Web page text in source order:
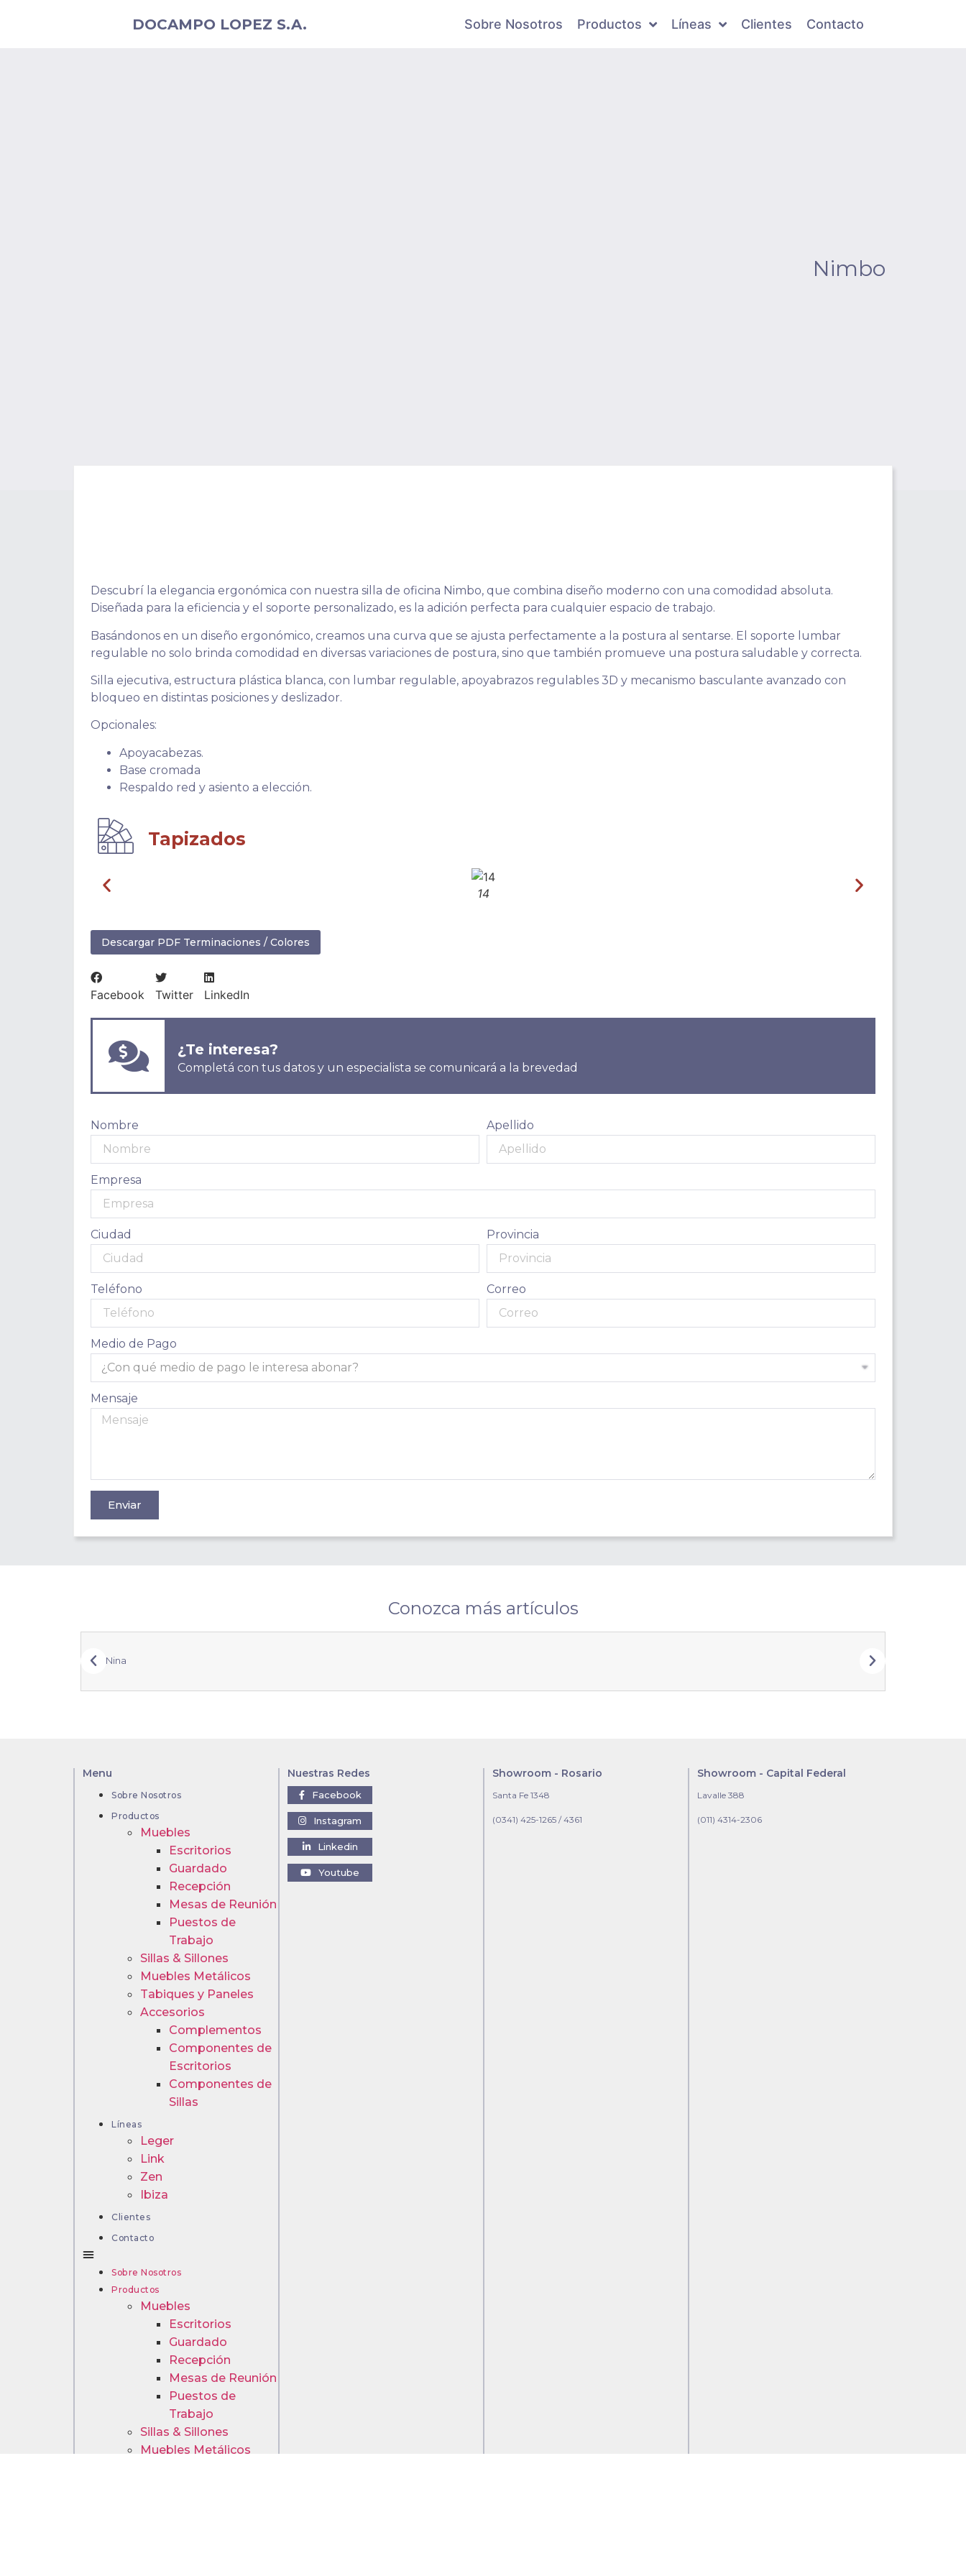
DOCAMPO LOPEZ S.A. Sobre Nosotros Productos Líneas Clientes Contacto
Nimbo
Descubrí la elegancia ergonómica con nuestra silla de oficina Nimbo, que combina diseño moderno con una comodidad absoluta.
Diseñada para la eficiencia y el soporte personalizado, es la adición perfecta para cualquier espacio de trabajo.
Basándonos en un diseño ergonómico, creamos una curva que se ajusta perfectamente a la postura al sentarse. El soporte lumbar
regulable no solo brinda comodidad en diversas variaciones de postura, sino que también promueve una postura saludable y correcta.
Silla ejecutiva, estructura plástica blanca, con lumbar regulable, apoyabrazos regulables 3D y mecanismo basculante avanzado con
bloqueo en distintas posiciones y deslizador.
Opcionales:
Apoyacabezas.
Base cromada
Respaldo red y asiento a elección.
Tapizados
14
Descargar PDF Terminaciones / Colores
Facebook Twitter LinkedIn
¿Te interesa?
Completá con tus datos y un especialista se comunicará a la brevedad
Nombre Apellido
Empresa
Ciudad Provincia
Teléfono Correo
Medio de Pago
Mensaje
Enviar
Conozca más artículos
Nina
Menu
Sobre Nosotros
Productos
Muebles
Escritorios
Guardado
Recepción
Mesas de Reunión
Puestos de
Trabajo
Sillas & Sillones
Muebles Metálicos
Tabiques y Paneles
Accesorios
Complementos
Componentes de
Escritorios
Componentes de
Sillas
Líneas
Leger
Link
Zen
Ibiza
Clientes
Contacto
Sobre Nosotros
Productos
Muebles
Escritorios
Guardado
Recepción
Mesas de Reunión
Puestos de
Trabajo
Sillas & Sillones
Muebles Metálicos
Nuestras Redes
Facebook
Instagram
Linkedin
Youtube
Showroom - Rosario
Santa Fe 1348
(0341) 425-1265 / 4361
Showroom - Capital Federal
Lavalle 388
(011) 4314-2306